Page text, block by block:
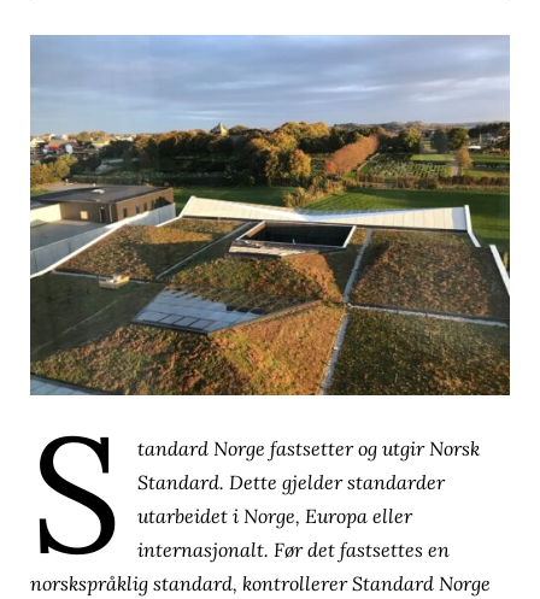
S
tandard Norge fastsetter og utgir Norsk
Standard. Dette gjelder standarder
utarbeidet i Norge, Europa eller
internasjonalt. Før det fastsettes en
norskspråklig standard, kontrollerer Standard Norge